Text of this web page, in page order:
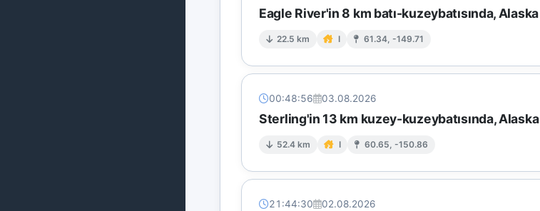
Eagle River'in 8 km batı-kuzeybatısında, Alaska
22.5 km I 61.34, -149.71
00:48:56 03.08.2026
Sterling'in 13 km kuzey-kuzeybatısında, Alaska
52.4 km I 60.65, -150.86
21:44:30 02.08.2026